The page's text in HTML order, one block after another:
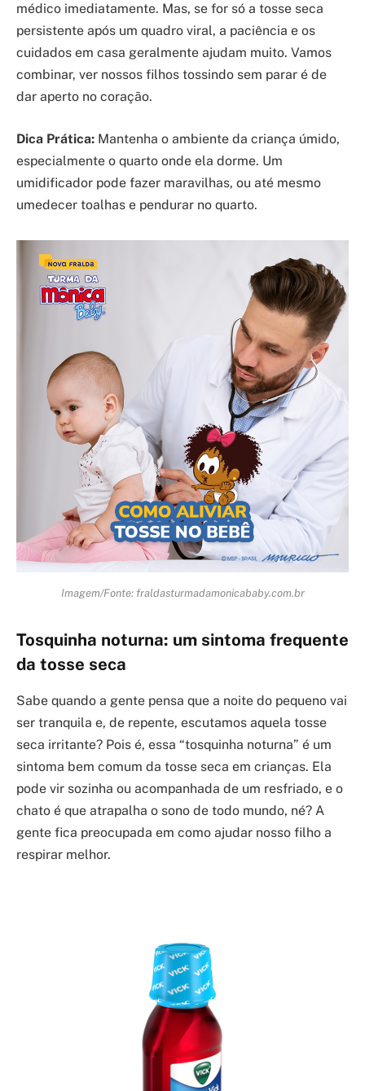
médico imediatamente. Mas, se for só a tosse seca
persistente após um quadro viral, a paciência e os
cuidados em casa geralmente ajudam muito. Vamos
combinar, ver nossos filhos tossindo sem parar é de
dar aperto no coração.
Dica Prática: Mantenha o ambiente da criança úmido,
especialmente o quarto onde ela dorme. Um
umidificador pode fazer maravilhas, ou até mesmo
umedecer toalhas e pendurar no quarto.
Imagem/Fonte: fraldasturmadamonicababy.com.br
Tosquinha noturna: um sintoma frequente
da tosse seca
Sabe quando a gente pensa que a noite do pequeno vai
ser tranquila e, de repente, escutamos aquela tosse
seca irritante? Pois é, essa “tosquinha noturna” é um
sintoma bem comum da tosse seca em crianças. Ela
pode vir sozinha ou acompanhada de um resfriado, e o
chato é que atrapalha o sono de todo mundo, né? A
gente fica preocupada em como ajudar nosso filho a
respirar melhor.